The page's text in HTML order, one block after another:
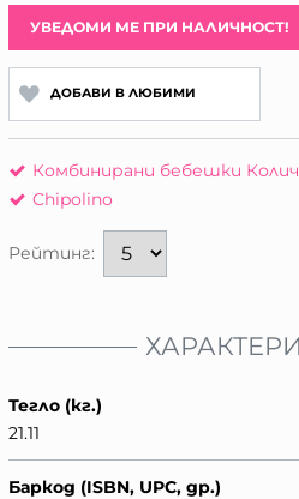
УВЕДОМИ МЕ ПРИ НАЛИЧНОСТ!
ДОБАВИ В ЛЮБИМИ
Комбинирани бебешки
Chipolino
Рейтинг:
Тегло (кг.)
21.11
Баркод (ISBN, UPC, др.)